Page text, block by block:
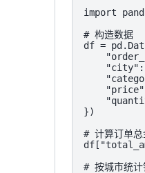
import
# 构造数据
df =
})
# 计算订单总
# 按城市统计